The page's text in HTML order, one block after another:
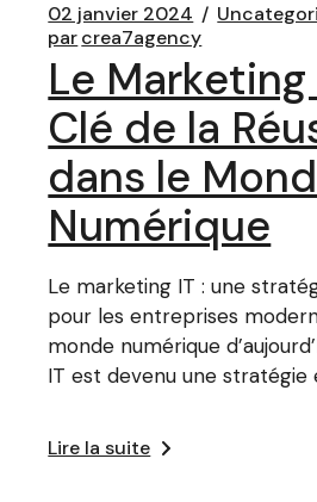
02 janvier 2024
parcrea7agency
Le Marketing
Clé de la
dans le
Numérique
Le marketing IT : une
pour les entreprises
monde numérique
IT est devenu une stratégie
Lire la suite